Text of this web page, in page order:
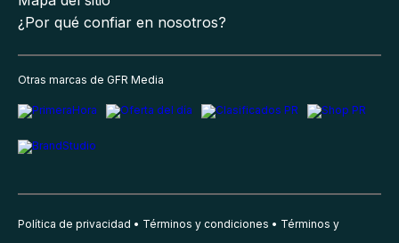
¿Por qué confiar en nosotros?
Otras marcas de GFR Media
Política de privacidad Términos y condiciones
Términos y